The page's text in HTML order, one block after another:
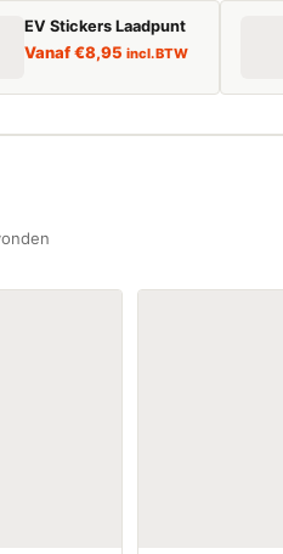
EV Stickers Laadpunt
Vanaf€8,95 incl. BTW